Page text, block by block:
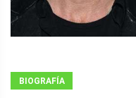
BIOGRAFÍA